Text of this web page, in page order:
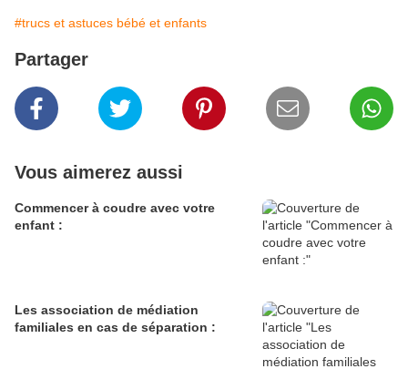
#trucs et astuces bébé et enfants
Partager
Vous aimerez aussi
Commencer à coudre avec votre
enfant :
Les association de médiation
familiales en cas de séparation :